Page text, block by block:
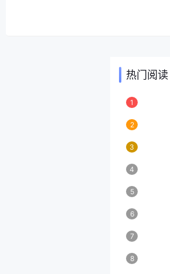
热门阅读
1
2
3
4
5
6
7
8